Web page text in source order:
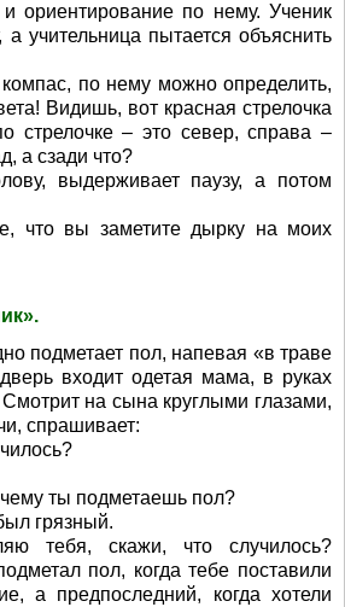
ориентирование по нему. Ученик
а учительница пытается объяснить
по нему можно определить,
Видишь, вот красная стрелочка
стрелочке – это север, справа –
а сзади что?
выдерживает паузу, а потом
что вы заметите дырку на моих
подметает пол, напевая «в траве
входит одетая мама, в руках
на сына круглыми глазами,
спрашивает:
ты подметаешь пол?
грязный.
тебя, скажи, что случилось?
пол, когда тебе поставили
а предпоследний, когда хотели